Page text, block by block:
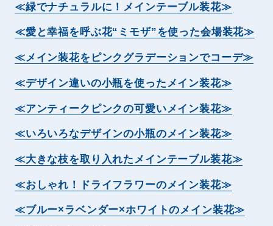
≪緑でナチュラルに！メインテーブル装花≫
≪愛と幸福を呼ぶ花“ミモザ”を使った会場装花≫
≪メイン装花をピンクグラデーションでコーデ≫
≪デザイン違いの小瓶を使ったメイン装花≫
≪アンティークピンクの可愛いメイン装花≫
≪いろいろなデザインの小瓶のメイン装花≫
≪大きな枝を取り入れたメインテーブル装花≫
≪おしゃれ！ドライフラワーのメイン装花≫
≪ブルー×ラベンダー×ホワイトのメイン装花≫